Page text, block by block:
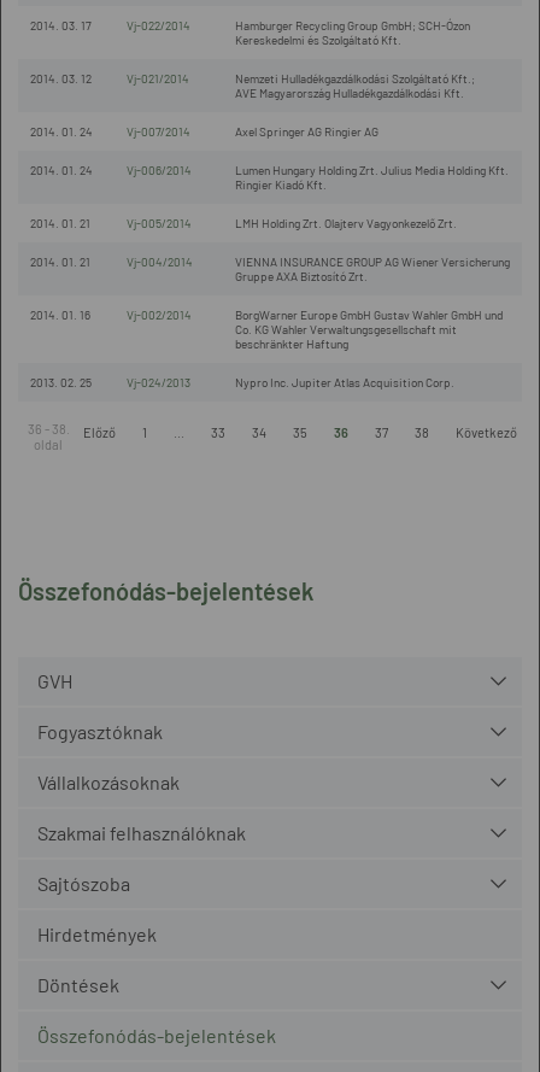
Összefonódás-bejelentések
GVH
Fogyasztóknak
Vállalkozásoknak
Szakmai felhasználóknak
Sajtószoba
Hirdetmények
Döntések
Összefonódás-bejelentések
2014. 03. 17 Vj-022/2014
Hamburger Recycling Group GmbH; SCH-Ózon
Kereskedelmi és Szolgáltató Kft.
2014. 03. 12 Vj-021/2014
Nemzeti Hulladékgazdálkodási Szolgáltató Kft.;
AVE Magyarország Hulladékgazdálkodási Kft.
2014. 01. 24 Vj-007/2014 Axel Springer AG Ringier AG
2014. 01. 24 Vj-006/2014
Lumen Hungary Holding Zrt. Julius Media Holding Kft.
Ringier Kiadó Kft.
2014. 01. 21 Vj-005/2014 LMH Holding Zrt. Olajterv Vagyonkezelő Zrt.
2014. 01. 21 Vj-004/2014
VIENNA INSURANCE GROUP AG Wiener Versicherung
Gruppe AXA Biztosító Zrt.
2014. 01. 16 Vj-002/2014
BorgWarner Europe GmbH Gustav Wahler GmbH und
Co. KG Wahler Verwaltungsgesellschaft mit
beschränkter Haftung
2013. 02. 25 Vj-024/2013 Nypro Inc. Jupiter Atlas Acquisition Corp.
36 - 38.
oldal
Előző 1 33 34 35 36 37 38 Következő